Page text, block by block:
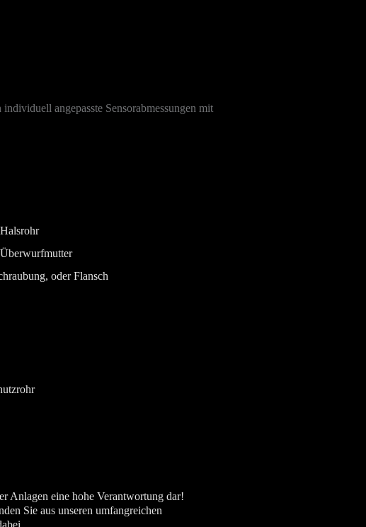
angepasste Sensorabmessungen mit
oder Flansch
Anlagen eine hohe Verantwortung dar!
Sie aus unseren umfangreichen